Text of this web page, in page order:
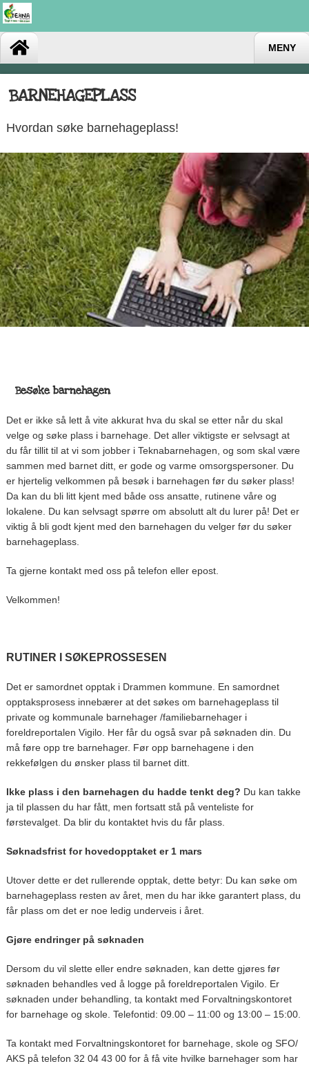
MENY
BARNEHAGEPLASS
Hvordan søke barnehageplass!
Besøke barnehagen
Det er ikke så lett å vite akkurat hva du skal se etter når du skal
velge og søke plass i barnehage. Det aller viktigste er selvsagt at
du får tillit til at vi som jobber i Teknabarnehagen, og som skal være
sammen med barnet ditt, er gode og varme omsorgspersoner. Du
er hjertelig velkommen på besøk i barnehagen før du søker plass!
Da kan du bli litt kjent med både oss ansatte, rutinene våre og
lokalene. Du kan selvsagt spørre om absolutt alt du lurer på! Det er
viktig å bli godt kjent med den barnehagen du velger før du søker
barnehageplass.
Ta gjerne kontakt med oss på telefon eller epost.
Velkommen!
RUTINER I SØKEPROSSESEN
Det er samordnet opptak i Drammen kommune. En samordnet
opptaksprosess innebærer at det søkes om barnehageplass til
private og kommunale barnehager /familiebarnehager i
foreldreportalen Vigilo. Her får du også svar på søknaden din. Du
må føre opp tre barnehager. Før opp barnehagene i den
rekkefølgen du ønsker plass til barnet ditt.
Ikke plass i den barnehagen du hadde tenkt deg? Du kan takke
ja til plassen du har fått, men fortsatt stå på venteliste for
førstevalget. Da blir du kontaktet hvis du får plass.
Søknadsfrist for hovedopptaket er 1 mars
Utover dette er det rullerende opptak, dette betyr: Du kan søke om
barnehageplass resten av året, men du har ikke garantert plass, du
får plass om det er noe ledig underveis i året.
Gjøre endringer på søknaden
Dersom du vil slette eller endre søknaden, kan dette gjøres før
søknaden behandles ved å logge på foreldreportalen Vigilo. Er
søknaden under behandling, ta kontakt med Forvaltningskontoret
for barnehage og skole. Telefontid: 09.00 – 11:00 og 13:00 – 15:00.
Ta kontakt med Forvaltningskontoret for barnehage, skole og SFO/
AKS på telefon 32 04 43 00 for å få vite hvilke barnehager som har